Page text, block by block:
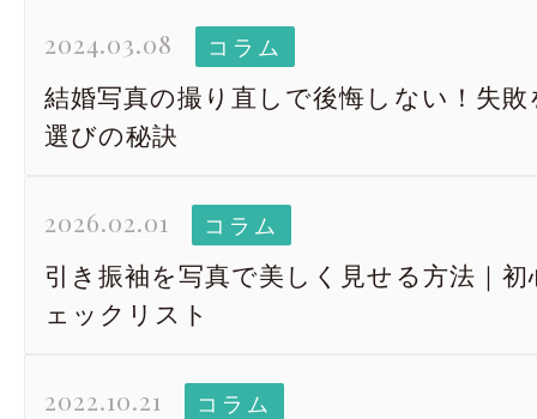
2024.03.08 コラム
結婚写真の撮り直しで後悔しない！失
選びの秘訣
2026.02.01 コラム
引き振袖を写真で美しく見せる方法｜
ェックリスト
2022.10.21 コラム